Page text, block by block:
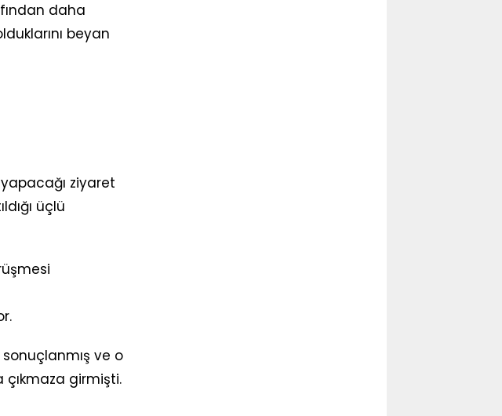
daha
beyan
yapacağı ziyaret
üçlü
sonuçlanmış ve o
girmişti.